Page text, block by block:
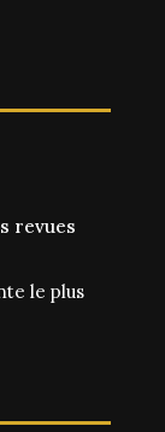
revues
le plus